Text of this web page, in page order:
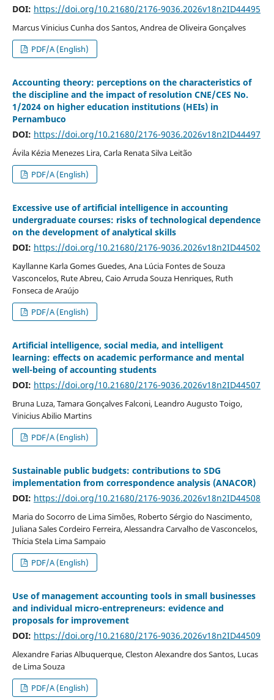
DOI: https://doi.org/10.21680/2176-9036.2026v18n2ID44495
Marcus Vinicius Cunha dos Santos, Andrea de Oliveira Gonçalves
PDF/A (English)
Accounting theory: perceptions on the characteristics of
the discipline and the impact of resolution CNE/CES No.
1/2024 on higher education institutions (HEIs) in
Pernambuco
DOI: https://doi.org/10.21680/2176-9036.2026v18n2ID44497
Ávila Kézia Menezes Lira, Carla Renata Silva Leitão
PDF/A (English)
Excessive use of artificial intelligence in accounting
undergraduate courses: risks of technological dependence
on the development of analytical skills
DOI: https://doi.org/10.21680/2176-9036.2026v18n2ID44502
Kayllanne Karla Gomes Guedes, Ana Lúcia Fontes de Souza
Vasconcelos, Rute Abreu, Caio Arruda Souza Henriques, Ruth
Fonseca de Araújo
PDF/A (English)
Artificial intelligence, social media, and intelligent
learning: effects on academic performance and mental
well-being of accounting students
DOI: https://doi.org/10.21680/2176-9036.2026v18n2ID44507
Bruna Luza, Tamara Gonçalves Falconi, Leandro Augusto Toigo,
Vinicius Abilio Martins
PDF/A (English)
Sustainable public budgets: contributions to SDG
implementation from correspondence analysis (ANACOR)
DOI: https://doi.org/10.21680/2176-9036.2026v18n2ID44508
Maria do Socorro de Lima Simões, Roberto Sérgio do Nascimento,
Juliana Sales Cordeiro Ferreira, Alessandra Carvalho de Vasconcelos,
Thícia Stela Lima Sampaio
PDF/A (English)
Use of management accounting tools in small businesses
and individual micro-entrepreneurs: evidence and
proposals for improvement
DOI: https://doi.org/10.21680/2176-9036.2026v18n2ID44509
Alexandre Farias Albuquerque, Cleston Alexandre dos Santos, Lucas
de Lima Souza
PDF/A (English)